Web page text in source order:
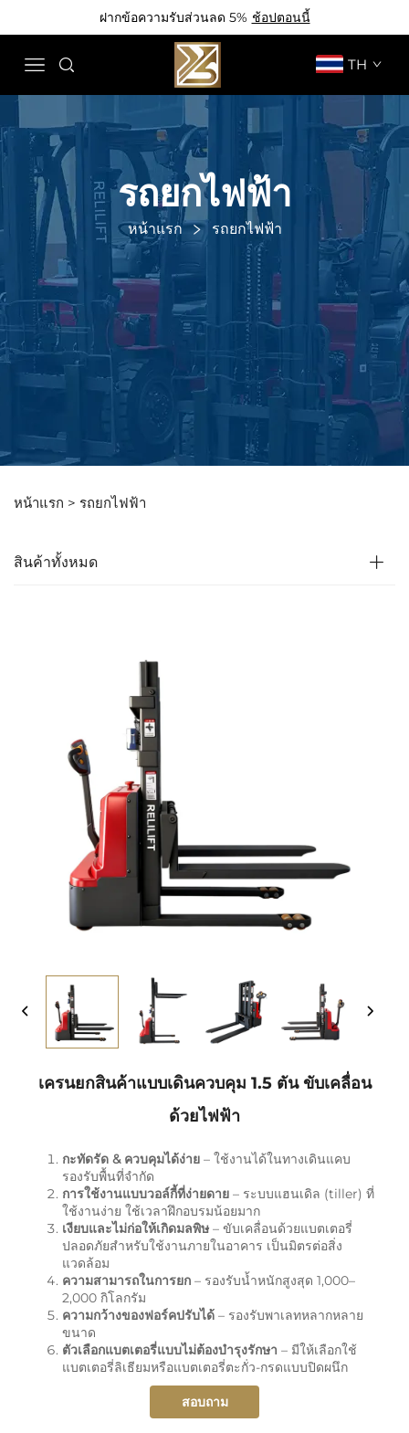
ฝากข้อความรับส่วนลด 5% ช้อปตอนนี้
TH
รถยกไฟฟ้า
หน้าแรก รถยกไฟฟ้า
หน้าแรก > รถยกไฟฟ้า
สินค้าทั้งหมด
เครนยกสินค้าแบบเดินควบคุม 1.5 ตัน ขับเคลื่อน
ด้วยไฟฟ้า
กะทัดรัด & ควบคุมได้ง่าย – ใช้งานได้ในทางเดินแคบ
รองรับพื้นที่จำกัด
การใช้งานแบบวอล์กี้ที่ง่ายดาย – ระบบแฮนเดิล (tiller) ที่
ใช้งานง่าย ใช้เวลาฝึกอบรมน้อยมาก
เงียบและไม่ก่อให้เกิดมลพิษ – ขับเคลื่อนด้วยแบตเตอรี่
ปลอดภัยสำหรับใช้งานภายในอาคาร เป็นมิตรต่อสิ่ง
แวดล้อม
ความสามารถในการยก – รองรับน้ำหนักสูงสุด 1,000–
2,000 กิโลกรัม
ความกว้างของฟอร์คปรับได้ – รองรับพาเลทหลากหลาย
ขนาด
ตัวเลือกแบตเตอรี่แบบไม่ต้องบำรุงรักษา – มีให้เลือกใช้
แบตเตอรี่ลิเธียมหรือแบตเตอรี่ตะกั่ว-กรดแบบปิดผนึก
สอบถาม